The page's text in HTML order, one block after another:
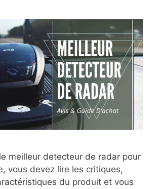
meilleur detecteur de radar pour
vous devez lire les critiques,
du produit et vous